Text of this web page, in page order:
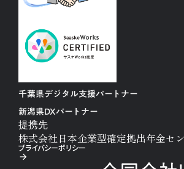
千葉県デジタル支援パートナー
新潟県DXパートナー
提携先
株式会社日本企業型確定拠出年金セ
プライバシーポリシー
arrow_forward